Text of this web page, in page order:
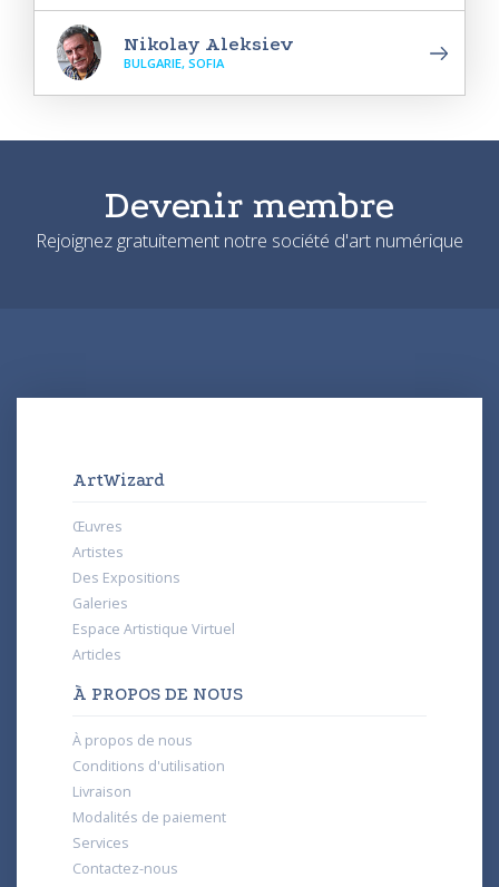
Nikolay Aleksiev
BULGARIE, SOFIA
Devenir membre
Rejoignez gratuitement notre société d'art numérique
ArtWizard
Œuvres
Artistes
Des Expositions
Galeries
Espace Artistique Virtuel
Articles
À PROPOS DE NOUS
À propos de nous
Conditions d'utilisation
Livraison
Modalités de paiement
Services
Contactez-nous